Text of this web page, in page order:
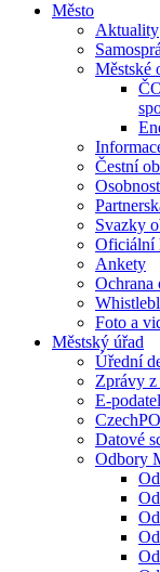
Město
Aktuality
Městské
Čestní
Svazky
Oficiální
Ankety
Ochrana
Foto a
Městský úřad
Úřední
Zprávy z
E-
Datové
Odbory